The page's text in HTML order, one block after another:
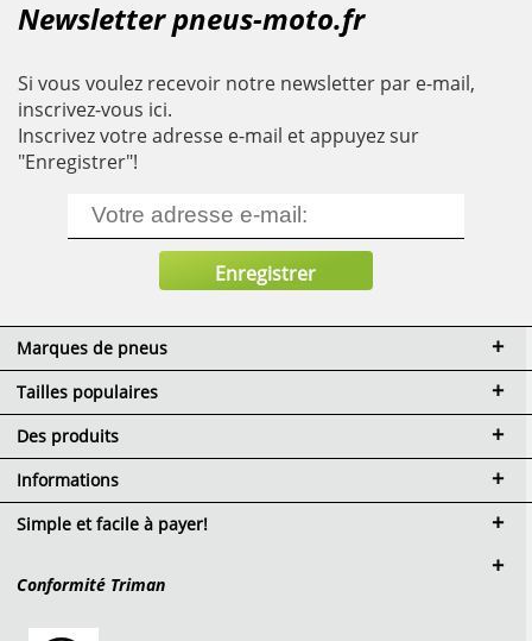
Newsletter pneus-moto.fr
Si vous voulez recevoir notre newsletter par e-mail,
inscrivez-vous ici.
Inscrivez votre adresse e-mail et appuyez sur
"Enregistrer"!
Marques de pneus
Tailles populaires
Des produits
Informations
Simple et facile à payer!
Conformité Triman